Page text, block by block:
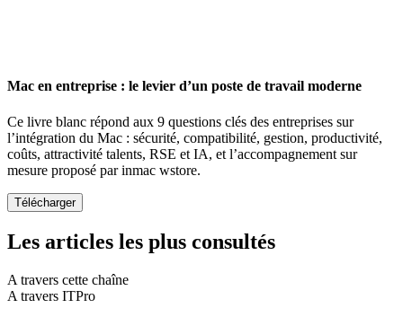
Mac en entreprise : le levier d’un poste de travail moderne
Ce livre blanc répond aux 9 questions clés des entreprises sur
l’intégration du Mac : sécurité, compatibilité, gestion, productivité,
coûts, attractivité talents, RSE et IA, et l’accompagnement sur
mesure proposé par inmac wstore.
Les articles les plus consultés
A travers cette chaîne
A travers ITPro